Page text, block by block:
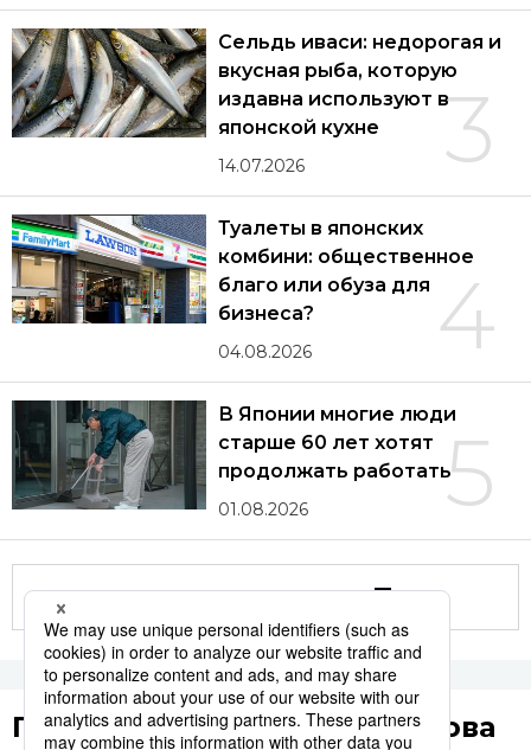
3
Сельдь иваси: недорогая и
вкусная рыба, которую
издавна используют в
японской кухне
14.07.2026
4
Туалеты в японских
комбини: общественное
благо или обуза для
бизнеса?
04.08.2026
5
В Японии многие люди
старше 60 лет хотят
продолжать работать
01.08.2026
Другие статьи по теме
Популярные поисковые слова